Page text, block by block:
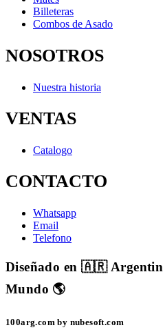
Billeteras
Combos de Asado
NOSOTROS
Nuestra historia
VENTAS
Catalogo
CONTACTO
Whatsapp
Email
Telefono
Diseñado en 🇦🇷
Mundo 🌎
100arg.com by nubesoft.com